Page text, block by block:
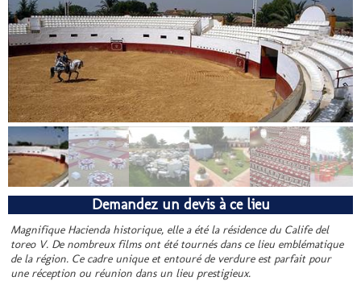
Demandez un devis à ce lieu
Magnifique Hacienda historique, elle a été la résidence du Calife del
toreo V. De nombreux films ont été tournés dans ce lieu emblématique
de la région. Ce cadre unique et entouré de verdure est parfait pour
une réception ou réunion dans un lieu prestigieux.